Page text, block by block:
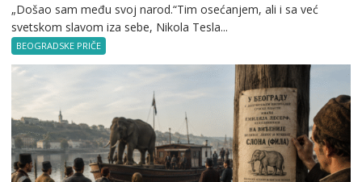
Nikola
Beogradu
„Došao sam među svoj narod.“Tim osećanjem, ali i sa već
svetskom slavom iza sebe, Nikola Tesla...
BEOGRADSKE PRIČE